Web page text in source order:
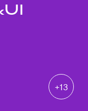
+13